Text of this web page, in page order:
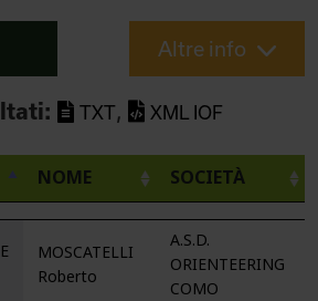
Altre info
TXT, XML IOF
NOME SOCIETÀ
MOSCATELLI
Roberto
A.S.D.
ORIENTEERING
COMO